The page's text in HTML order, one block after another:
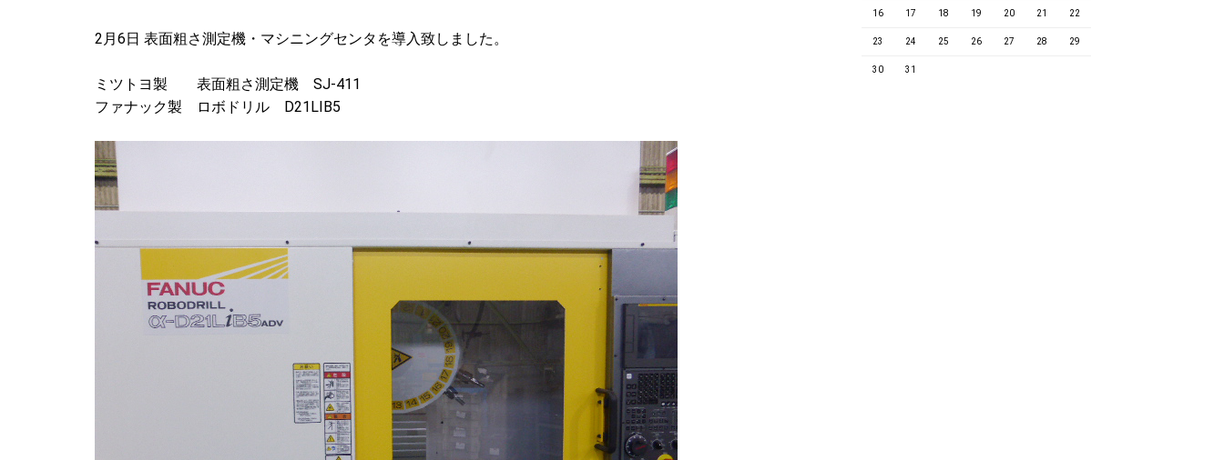
2月6日 表面粗さ測定機・マシニングセンタを導入致しました。
ミツトヨ製 表面粗さ測定機 SJ-411
ファナック製 ロボドリル D21LIB5
16 17 18 19 20 21 22
23 24 25 26 27 28 29
30 31